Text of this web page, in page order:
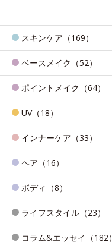
スキンケア（169）
ベースメイク（52）
ポイントメイク（64）
UV（18）
インナーケア（33）
ヘア（16）
ボディ（8）
ライフスタイル（23）
コラム&エッセイ（182）